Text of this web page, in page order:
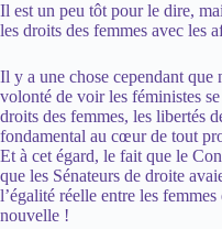
Il est un peu tôt pour le dire,
les droits des femmes avec les
Il y a une chose cependant que
volonté de voir les féministes
droits des femmes, les libertés
fondamental au cœur de tout
Et à cet égard, le fait que le
que les Sénateurs de droite
l’égalité réelle entre les
nouvelle !